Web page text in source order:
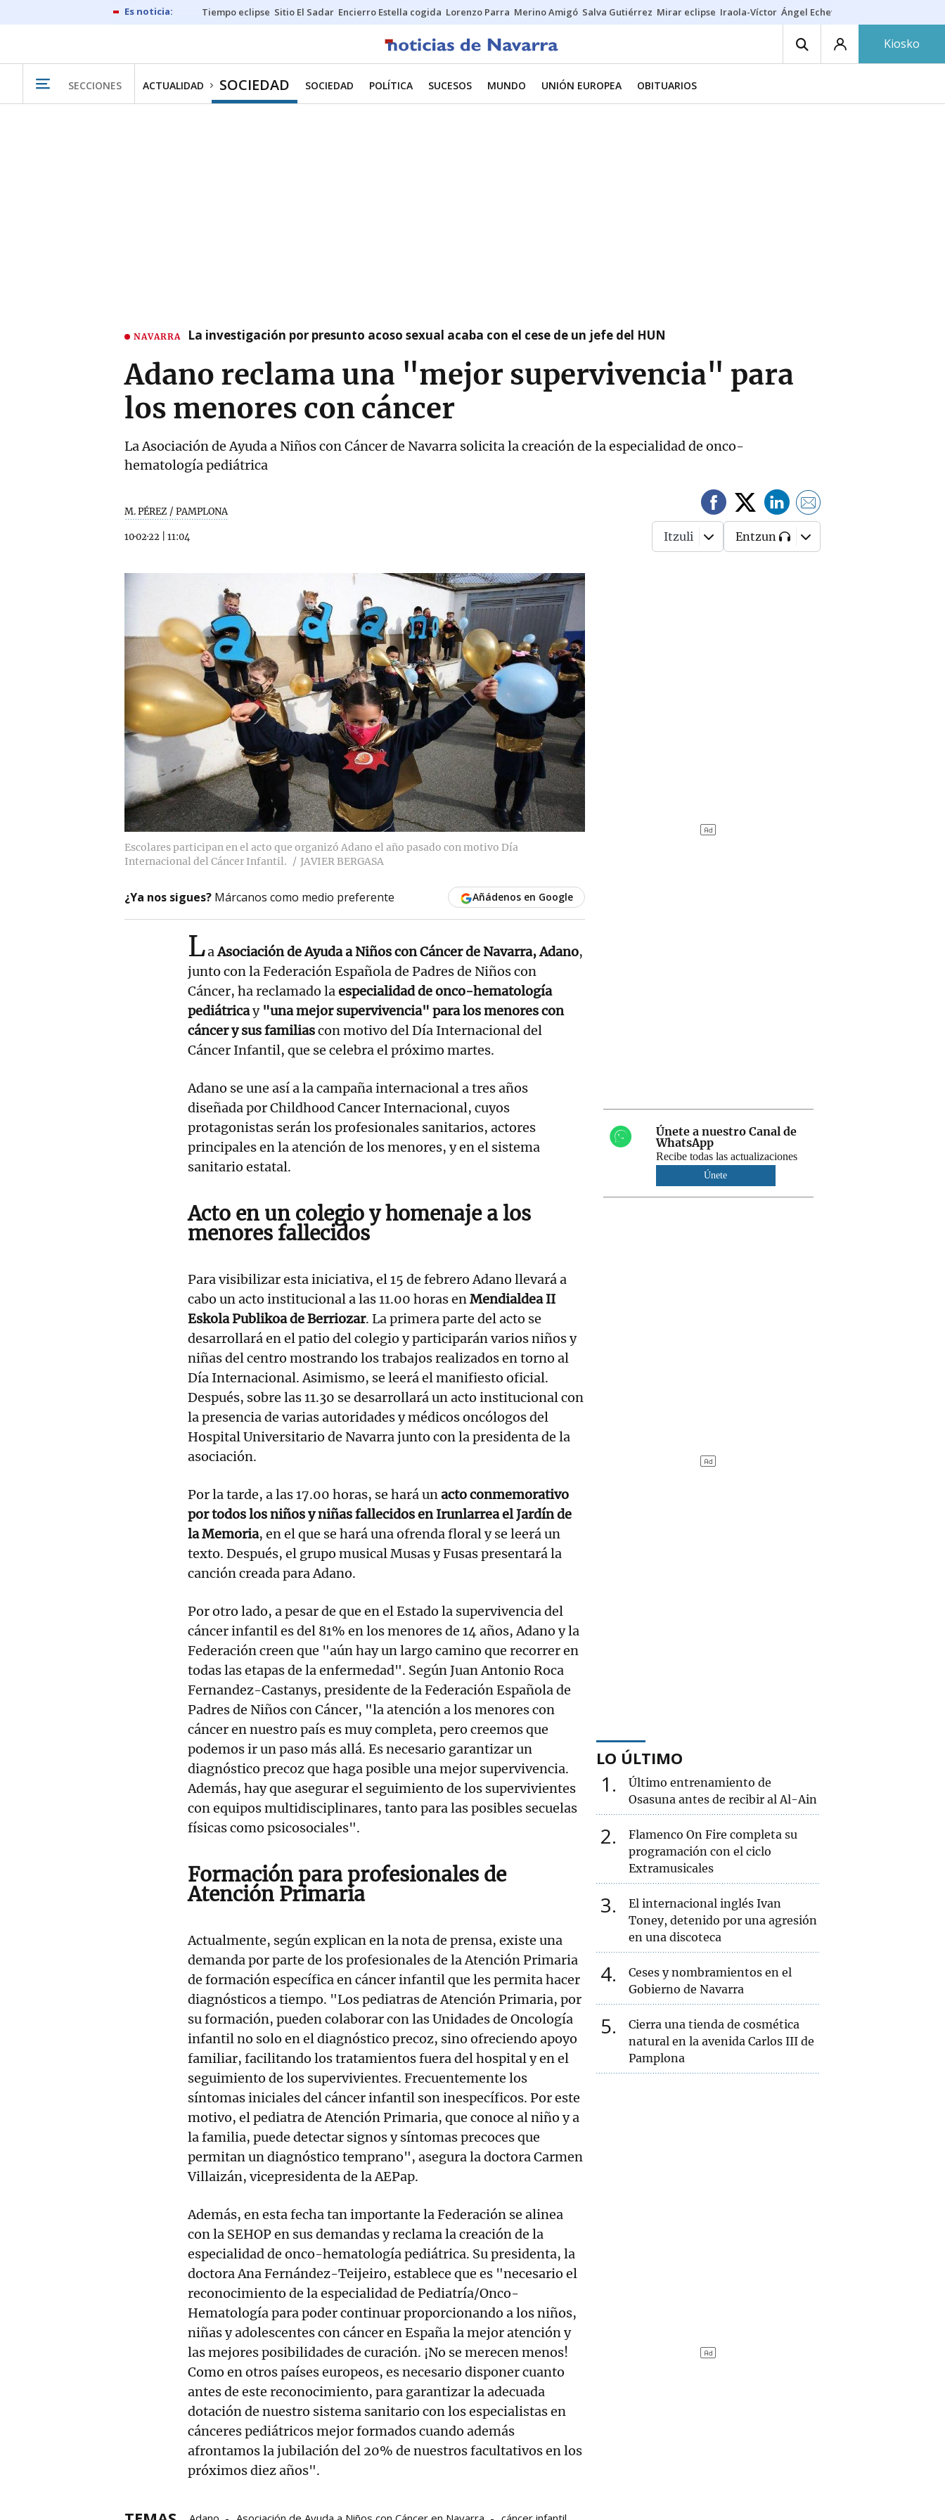
Tiempo eclipse Sitio El Sadar Encierro Estella cogida Lorenzo Parra Merino Amigó Salva Gutiérrez Mirar eclipse Iraola-Víctor Ángel Echeverría
Kiosko
SECCIONES ACTUALIDAD SOCIEDAD SOCIEDAD POLÍTICA SUCESOS MUNDO UNIÓN EUROPEA OBITUARIOS
NAVARRA La investigación por presunto acoso sexual acaba con el cese de un jefe del HUN
Adano reclama una "mejor supervivencia" para
los menores con cáncer
La Asociación de Ayuda a Niños con Cáncer de Navarra solicita la creación de la especialidad de onco-
hematología pediátrica
M. PÉREZ / PAMPLONA
10·02·22 11:04 Itzuli Entzun
Escolares participan en el acto que organizó Adano el año pasado con motivo Día
Internacional del Cáncer Infantil.
JAVIER BERGASA
¿Ya nos sigues? Márcanos como medio preferente Añádenos en Google
LaAsociación de Ayuda a Niños con Cáncer de Navarra, Adano,
junto con la Federación Española de Padres de Niños con
Cáncer, ha reclamado laespecialidad de onco-hematología
pediátricay"una mejor supervivencia" para los menores con
cáncer y sus familiascon motivo del Día Internacional del
Cáncer Infantil, que se celebra el próximo martes.
Adano se une así a la campaña internacional a tres años
diseñada por Childhood Cancer Internacional, cuyos
protagonistas serán los profesionales sanitarios, actores
principales en la atención de los menores, y en el sistema
sanitario estatal.
Acto en un colegio y homenaje a los
menores fallecidos
Para visibilizar esta iniciativa, el 15 de febrero Adano llevará a
cabo un acto institucional a las 11.00 horas enMendialdea II
Eskola Publikoa de Berriozar. La primera parte del acto se
desarrollará en el patio del colegio y participarán varios niños y
niñas del centro mostrando los trabajos realizados en torno al
Día Internacional. Asimismo, se leerá el manifiesto oficial.
Después, sobre las 11.30 se desarrollará un acto institucional con
la presencia de varias autoridades y médicos oncólogos del
Hospital Universitario de Navarra junto con la presidenta de la
asociación.
Por la tarde, a las 17.00 horas, se hará unacto conmemorativo
por todos los niños y niñas fallecidos en Irunlarrea el Jardín de
la Memoria, en el que se hará una ofrenda floral y se leerá un
texto. Después, el grupo musical Musas y Fusas presentará la
canción creada para Adano.
Por otro lado, a pesar de que en el Estado la supervivencia del
cáncer infantil es del 81% en los menores de 14 años, Adano y la
Federación creen que "aún hay un largo camino que recorrer en
todas las etapas de la enfermedad". Según Juan Antonio Roca
Fernandez-Castanys, presidente de la Federación Española de
Padres de Niños con Cáncer, "la atención a los menores con
cáncer en nuestro país es muy completa, pero creemos que
podemos ir un paso más allá. Es necesario garantizar un
diagnóstico precoz que haga posible una mejor supervivencia.
Además, hay que asegurar el seguimiento de los supervivientes
con equipos multidisciplinares, tanto para las posibles secuelas
físicas como psicosociales".
Formación para profesionales de
Atención Primaria
Actualmente, según explican en la nota de prensa, existe una
demanda por parte de los profesionales de la Atención Primaria
de formación específica en cáncer infantil que les permita hacer
diagnósticos a tiempo. "Los pediatras de Atención Primaria, por
su formación, pueden colaborar con las Unidades de Oncología
infantil no solo en el diagnóstico precoz, sino ofreciendo apoyo
familiar, facilitando los tratamientos fuera del hospital y en el
seguimiento de los supervivientes. Frecuentemente los
síntomas iniciales del cáncer infantil son inespecíficos. Por este
motivo, el pediatra de Atención Primaria, que conoce al niño y a
la familia, puede detectar signos y síntomas precoces que
permitan un diagnóstico temprano", asegura la doctora Carmen
Villaizán, vicepresidenta de la AEPap.
Además, en esta fecha tan importante la Federación se alinea
con la SEHOP en sus demandas y reclama la creación de la
especialidad de onco-hematología pediátrica. Su presidenta, la
doctora Ana Fernández-Teijeiro, establece que es "necesario el
reconocimiento de la especialidad de Pediatría/Onco-
Hematología para poder continuar proporcionando a los niños,
niñas y adolescentes con cáncer en España la mejor atención y
las mejores posibilidades de curación. ¡No se merecen menos!
Como en otros países europeos, es necesario disponer cuanto
antes de este reconocimiento, para garantizar la adecuada
dotación de nuestro sistema sanitario con los especialistas en
cánceres pediátricos mejor formados cuando además
afrontamos la jubilación del 20% de nuestros facultativos en los
próximos diez años".
Únete a nuestro Canal de
WhatsApp
Recibe todas las actualizaciones
Únete
LO ÚLTIMO
1
Último entrenamiento de
Osasuna antes de recibir al Al-Ain
2
Flamenco On Fire completa su
programación con el ciclo
Extramusicales
3
El internacional inglés Ivan
Toney, detenido por una agresión
en una discoteca
4
Ceses y nombramientos en el
Gobierno de Navarra
5
Cierra una tienda de cosmética
natural en la avenida Carlos III de
Pamplona